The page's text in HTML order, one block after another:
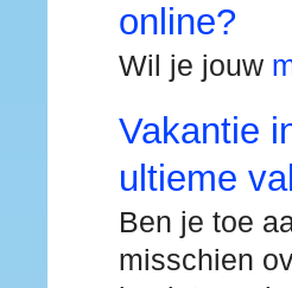
online?
Wil je jouw
Vakantie
ultieme
Ben je toe
misschien